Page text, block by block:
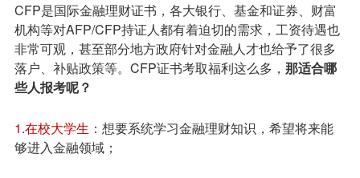
CFP是国际金融理财证书，各大银行、基金和证券、财富
机构等对AFP/CFP持证人都有着迫切的需求，工资待遇也
非常可观，甚至部分地方政府针对金融人才也给予了很多
落户、补贴政策等。CFP证书考取福利这么多， 那适合哪
些人报考呢？
1.在校大学生 ：想要系统学习金融理财知识，希望将来能
够进入金融领域；